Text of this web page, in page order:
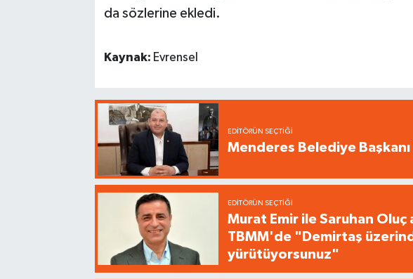
da sözlerine ekledi.
Kaynak: Evrensel
EDITÖRÜN SEÇTIĞI
Menderes Belediye
EDITÖRÜN SEÇTIĞI
Murat Emir ile Saruhan Oluç
TBMM'de "Demirtaş
yürütüyorsunuz"